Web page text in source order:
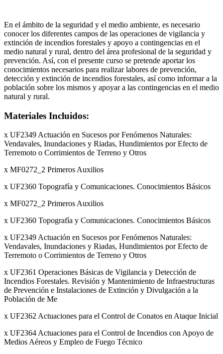
En el ámbito de la seguridad y el medio ambiente, es necesario
conocer los diferentes campos de las operaciones de vigilancia y
extinción de incendios forestales y apoyo a contingencias en el
medio natural y rural, dentro del área profesional de la seguridad y
prevención. Así, con el presente curso se pretende aportar los
conocimientos necesarios para realizar labores de prevención,
detección y extinción de incendios forestales, así como informar a la
población sobre los mismos y apoyar a las contingencias en el medio
natural y rural.
Materiales Incluidos:
x UF2349 Actuación en Sucesos por Fenómenos Naturales:
Vendavales, Inundaciones y Riadas, Hundimientos por Efecto de
Terremoto o Corrimientos de Terreno y Otros
x MF0272_2 Primeros Auxilios
x UF2360 Topografía y Comunicaciones. Conocimientos Básicos
x MF0272_2 Primeros Auxilios
x UF2360 Topografía y Comunicaciones. Conocimientos Básicos
x UF2349 Actuación en Sucesos por Fenómenos Naturales:
Vendavales, Inundaciones y Riadas, Hundimientos por Efecto de
Terremoto o Corrimientos de Terreno y Otros
x UF2361 Operaciones Básicas de Vigilancia y Detección de
Incendios Forestales. Revisión y Mantenimiento de Infraestructuras
de Prevención e Instalaciones de Extinción y Divulgación a la
Población de Me
x UF2362 Actuaciones para el Control de Conatos en Ataque Inicial
x UF2364 Actuaciones para el Control de Incendios con Apoyo de
Medios Aéreos y Empleo de Fuego Técnico